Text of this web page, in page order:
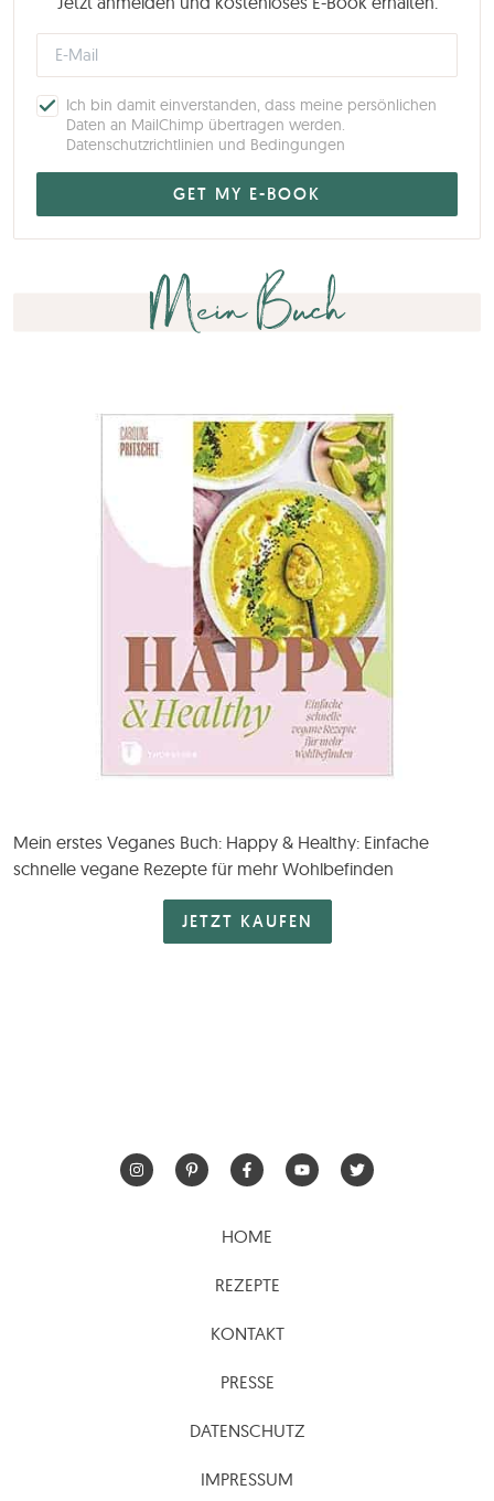
Ich bin damit einverstanden, dass meine persönlichen
Daten an MailChimp übertragen werden.
Datenschutzrichtlinien und Bedingungen
Mein Buch
Mein erstes Veganes Buch: Happy & Healthy: Einfache
schnelle vegane Rezepte für mehr Wohlbefinden
JETZT KAUFEN
HOME
REZEPTE
KONTAKT
PRESSE
DATENSCHUTZ
IMPRESSUM